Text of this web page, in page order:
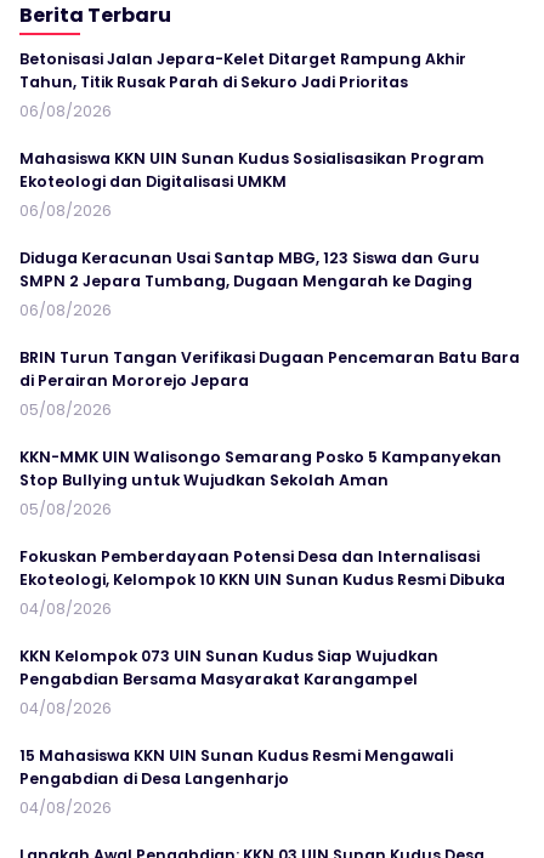
Berita Terbaru
Betonisasi Jalan Jepara-Kelet Ditarget Rampung Akhir
Tahun, Titik Rusak Parah di Sekuro Jadi Prioritas
06/08/2026
Mahasiswa KKN UIN Sunan Kudus Sosialisasikan Program
Ekoteologi dan Digitalisasi UMKM
06/08/2026
Diduga Keracunan Usai Santap MBG, 123 Siswa dan Guru
SMPN 2 Jepara Tumbang, Dugaan Mengarah ke Daging
06/08/2026
BRIN Turun Tangan Verifikasi Dugaan Pencemaran Batu Bara
di Perairan Mororejo Jepara
05/08/2026
KKN-MMK UIN Walisongo Semarang Posko 5 Kampanyekan
Stop Bullying untuk Wujudkan Sekolah Aman
05/08/2026
Fokuskan Pemberdayaan Potensi Desa dan Internalisasi
Ekoteologi, Kelompok 10 KKN UIN Sunan Kudus Resmi Dibuka
04/08/2026
KKN Kelompok 073 UIN Sunan Kudus Siap Wujudkan
Pengabdian Bersama Masyarakat Karangampel
04/08/2026
15 Mahasiswa KKN UIN Sunan Kudus Resmi Mengawali
Pengabdian di Desa Langenharjo
04/08/2026